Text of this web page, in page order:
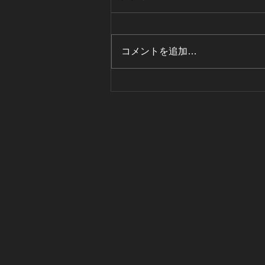
コメントを追加…